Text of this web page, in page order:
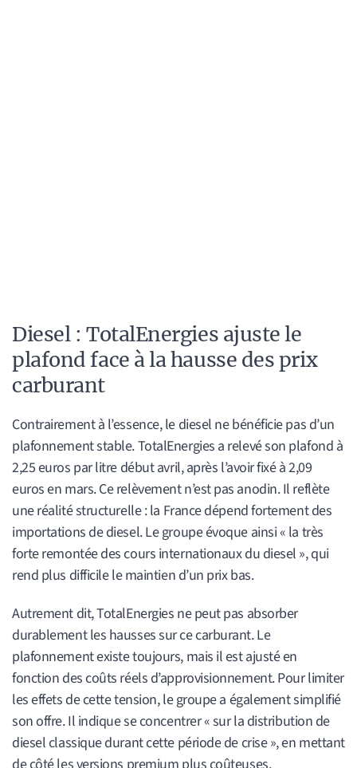
Diesel : TotalEnergies ajuste le
plafond face à la hausse des prix
carburant
Contrairement à l’essence, le diesel ne bénéficie pas d’un
plafonnement stable. TotalEnergies a relevé son plafond à
2,25 euros par litre début avril, après l’avoir fixé à 2,09
euros en mars. Ce relèvement n’est pas anodin. Il reflète
une réalité structurelle : la France dépend fortement des
importations de diesel. Le groupe évoque ainsi « la très
forte remontée des cours internationaux du diesel », qui
rend plus difficile le maintien d’un prix bas.
Autrement dit, TotalEnergies ne peut pas absorber
durablement les hausses sur ce carburant. Le
plafonnement existe toujours, mais il est ajusté en
fonction des coûts réels d’approvisionnement. Pour limiter
les effets de cette tension, le groupe a également simplifié
son offre. Il indique se concentrer « sur la distribution de
diesel classique durant cette période de crise », en mettant